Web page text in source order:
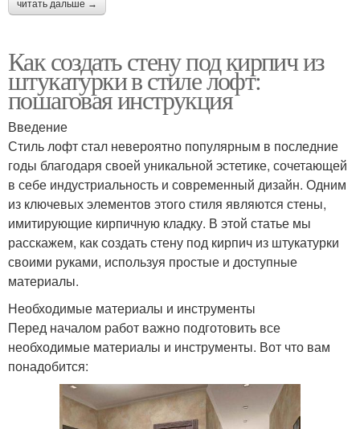
читать дальше →
Как создать стену под кирпич из
штукатурки в стиле лофт:
пошаговая инструкция
Введение
Стиль лофт стал невероятно популярным в последние
годы благодаря своей уникальной эстетике, сочетающей
в себе индустриальность и современный дизайн. Одним
из ключевых элементов этого стиля являются стены,
имитирующие кирпичную кладку. В этой статье мы
расскажем, как создать стену под кирпич из штукатурки
своими руками, используя простые и доступные
материалы.
Необходимые материалы и инструменты
Перед началом работ важно подготовить все
необходимые материалы и инструменты. Вот что вам
понадобится: